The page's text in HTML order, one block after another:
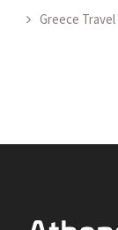
Greece Travel